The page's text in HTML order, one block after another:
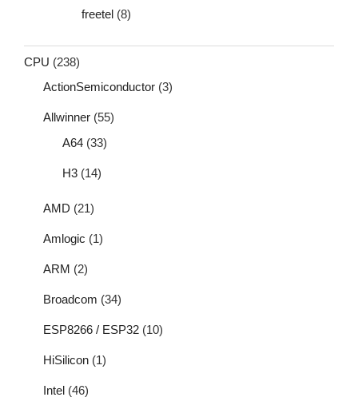
freetel (8)
CPU (238)
ActionSemiconductor (3)
Allwinner (55)
A64 (33)
H3 (14)
AMD (21)
Amlogic (1)
ARM (2)
Broadcom (34)
ESP8266 / ESP32 (10)
HiSilicon (1)
Intel (46)